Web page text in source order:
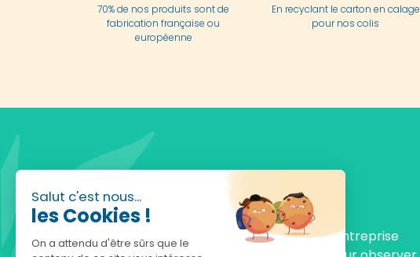
Salut c'est nous...
les Cookies !
On a attendu d'être sûrs que le
70% de nos produits sont de
fabrication française ou
européenne
En recyclant le carton en calage
pour nos colis
Fondée en 2010, achatnature.com est une entreprise